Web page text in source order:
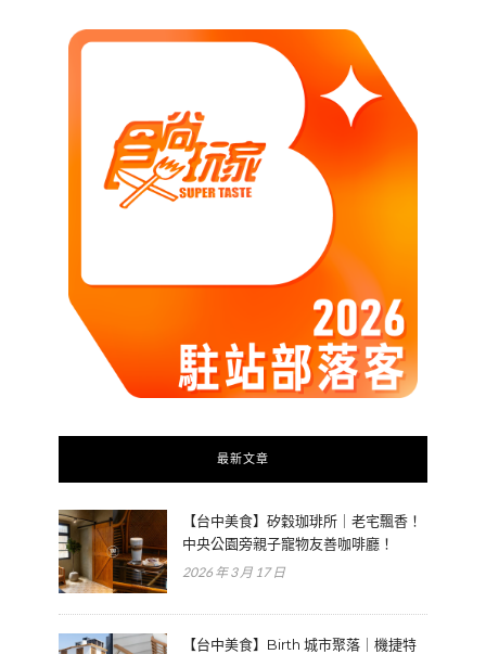
最新文章
【台中美食】矽穀珈琲所｜老宅飄香！
中央公園旁親子寵物友善咖啡廳！
2026 年 3 月 17 日
【台中美食】Birth 城市聚落｜機捷特